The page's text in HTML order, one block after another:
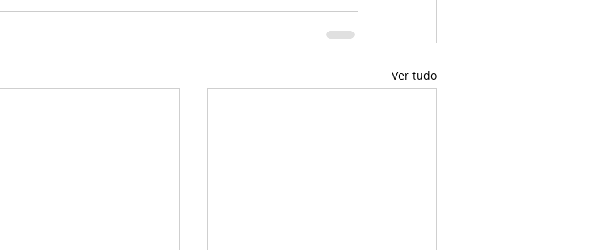
Ver tudo